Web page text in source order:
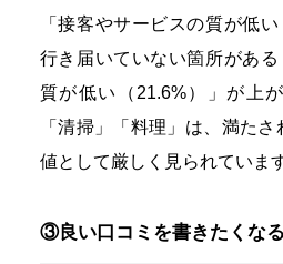
「接客やサービスの質が低
行き届いていない箇所があ
質が低い（21.6%）」が上
「清掃」「料理」は、満た
値として厳しく見られています
③良い口コミを書きたくな